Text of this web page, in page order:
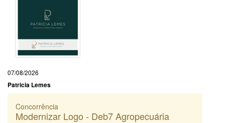
07/08/2026
Patricia Lemes
Concorrência
Modernizar Logo - Deb7 Agropecuária